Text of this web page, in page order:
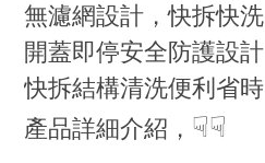
無濾網設計，快拆快洗
開蓋即停安全防護設計
快拆結構清洗便利省時
產品詳細介紹， ☟☟